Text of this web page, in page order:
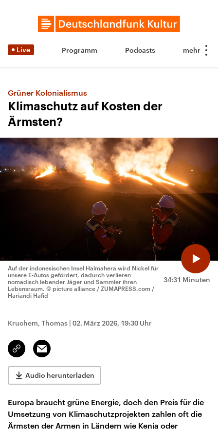
Live Programm Podcasts
Grüner Kolonialismus
Klimaschutz auf Kosten der
Ärmsten?
34:31 Minuten
Auf der indonesischen Insel Halmahera wird Nickel für
unsere E-Autos gefördert, dadurch verlieren
nomadisch lebender Jäger und Sammler ihren
Lebensraum. © picture alliance / ZUMAPRESS.com /
Hariandi Hafid
Kruchem, Thomas | 02. März 2026, 19:30 Uhr
Link
kopieren/teilen
Email
Audio herunterladen
Europa braucht grüne Energie, doch den Preis für die
Umsetzung von Klimaschutzprojekten zahlen oft die
Ärmsten der Armen in Ländern wie Kenia oder